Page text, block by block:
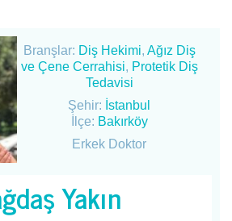
Branşlar: Diş Hekimi, Ağız Diş
ve Çene Cerrahisi, Protetik Diş
Tedavisi
Şehir: İstanbul
İlçe: Bakırköy
Erkek Doktor
Yakın